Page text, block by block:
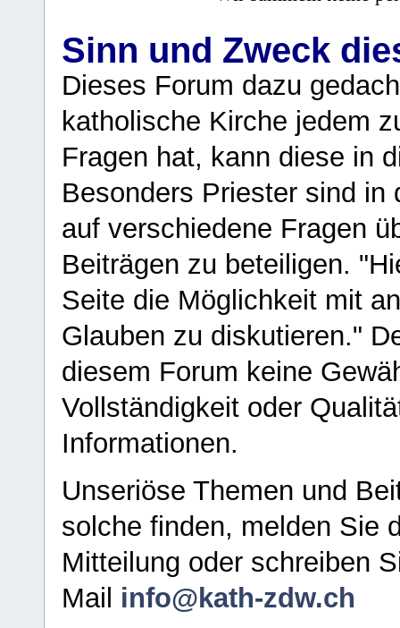
Sinn und Zweck
Dieses Forum dazu
katholische Kirche jedem
Fragen hat, kann diese in
Besonders Priester sind in
auf verschiedene Fragen
Beiträgen zu beteiligen.
Seite die Möglichkeit mit
Glauben zu diskutieren."
diesem Forum keine
Vollständigkeit oder
Informationen.
Unseriöse Themen und
solche finden, melden Sie
Mitteilung oder schreiben
Mail info@kath-zdw.ch